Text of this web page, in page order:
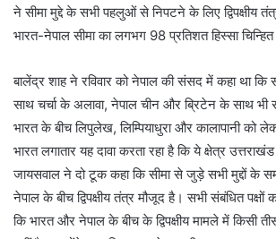
ने सीमा मुद्दे के सभी पहलुओं से निपटने के लिए द्विपक्षीय
भारत-नेपाल सीमा का लगभग 98 प्रतिशत हिस्सा
बालेंद्र शाह ने रविवार को नेपाल की संसद में कहा था कि
साथ चर्चा के अलावा, नेपाल चीन और ब्रिटेन के साथ
भारत के बीच लिपुलेख, लिम्पियाधुरा और कालापानी को
भारत लगातार यह दावा करता रहा है कि ये क्षेत्र
जायसवाल ने दो टूक कहा कि सीमा से जुड़े सभी मुद्दों के
नेपाल के बीच द्विपक्षीय तंत्र मौजूद है। सभी संबंधित पक्षों
कि भारत और नेपाल के बीच के द्विपक्षीय मामले में किसी